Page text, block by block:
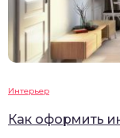
Интерьер
Как оформить